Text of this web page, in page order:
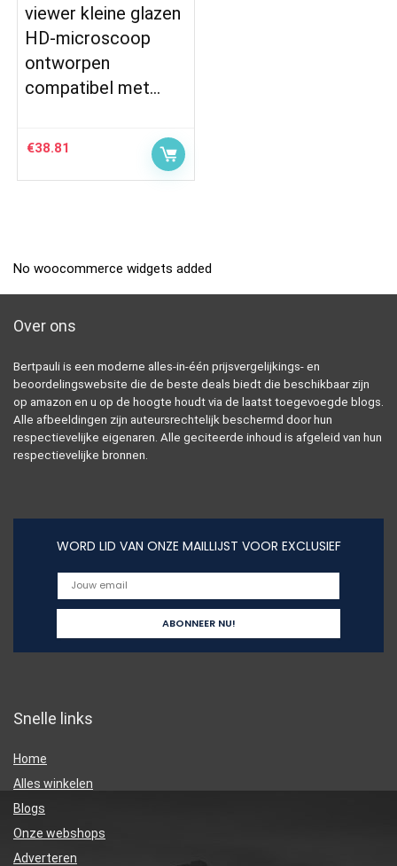
viewer kleine glazen
HD-microscoop
ontworpen
compatibel met…
€38.81
No woocommerce widgets added
Over ons
Bertpauli is een moderne alles-in-één prijsvergelijkings- en
beoordelingswebsite die de beste deals biedt die beschikbaar zijn
op amazon en u op de hoogte houdt via de laatst toegevoegde blogs.
Alle afbeeldingen zijn auteursrechtelijk beschermd door hun
respectievelijke eigenaren. Alle geciteerde inhoud is afgeleid van hun
respectievelijke bronnen.
WORD LID VAN ONZE MAILLIJST VOOR EXCLUSIEF
Snelle links
Home
Alles winkelen
Blogs
Onze webshops
Adverteren